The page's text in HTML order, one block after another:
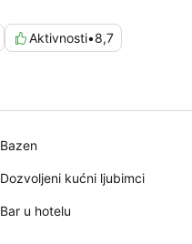
Aktivnosti•8,7
Bazen
Dozvoljeni kućni ljubimci
Bar u hotelu